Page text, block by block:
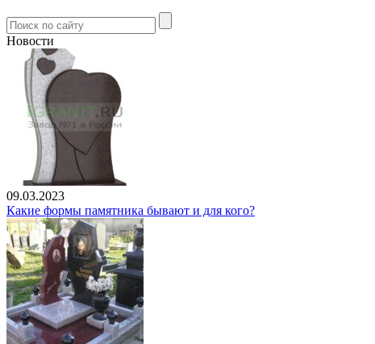
Новости
09.03.2023
Какие формы памятника бывают и для кого?